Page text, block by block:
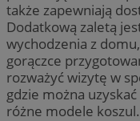
także zapewniają
Dodatkową zaletą
wychodzenia z
gorączce
rozważyć wizytę w
gdzie można
różne modele koszul.